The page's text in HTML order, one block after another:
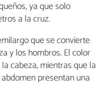
ya que solo
a la cruz.
que se convierte
y los hombros. El color
cabeza, mientras que la
presentan una